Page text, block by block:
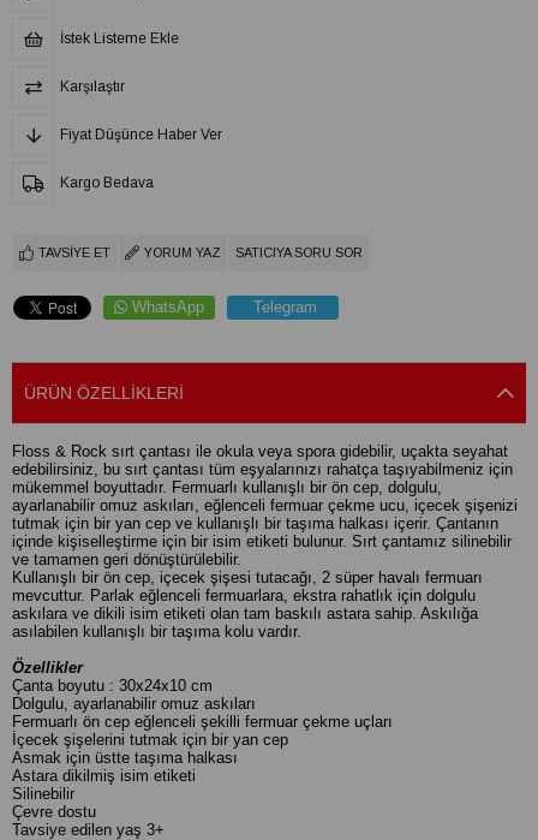
İstek Listeme Ekle
Karşılaştır
Fiyat Düşünce Haber Ver
Kargo Bedava
TAVSIYE ET YORUM YAZ SATICIYA SORU SOR
WhatsApp Telegram
ÜRÜN ÖZELLIKLERI
Floss & Rock sırt çantası ile okula veya spora gidebilir, uçakta seyahat
edebilirsiniz, bu sırt çantası tüm eşyalarınızı rahatça taşıyabilmeniz için
mükemmel boyuttadır. Fermuarlı kullanışlı bir ön cep, dolgulu,
ayarlanabilir omuz askıları, eğlenceli fermuar çekme ucu, içecek şişenizi
tutmak için bir yan cep ve kullanışlı bir taşıma halkası içerir. Çantanın
içinde kişiselleştirme için bir isim etiketi bulunur. Sırt çantamız silinebilir
ve tamamen geri dönüştürülebilir.
Kullanışlı bir ön cep, içecek şişesi tutacağı, 2 süper havalı fermuarı
mevcuttur. Parlak eğlenceli fermuarlara, ekstra rahatlık için dolgulu
askılara ve dikili isim etiketi olan tam baskılı astara sahip. Askılığa
asılabilen kullanışlı bir taşıma kolu vardır.
Özellikler
Çanta boyutu : 30x24x10 cm
Dolgulu, ayarlanabilir omuz askıları
Fermuarlı ön cep eğlenceli şekilli fermuar çekme uçları
İçecek şişelerini tutmak için bir yan cep
Asmak için üstte taşıma halkası
Astara dikilmiş isim etiketi
Silinebilir
Çevre dostu
Tavsiye edilen yaş 3+